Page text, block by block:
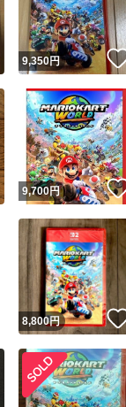
いいね！
9,350円
いいね！
9,700円
いいね！
8,800円